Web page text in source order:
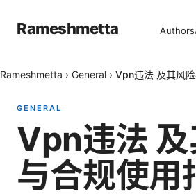
Rameshmetta Authors
Rameshmetta › General › Vpn违法 及其风
GENERAL
Vpn违法
与合规使用